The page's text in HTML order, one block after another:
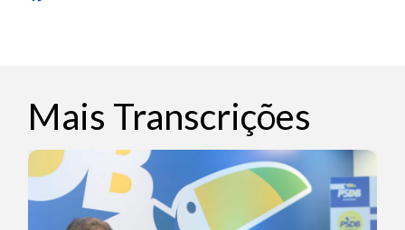
Mais Transcrições